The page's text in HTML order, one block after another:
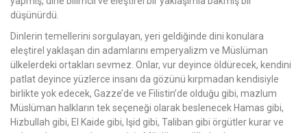
düşünürdü.
Dinlerin temellerini sorgulayan, yeri geldiğinde dini konulara
eleştirel yaklaşan din adamlarını emperyalizm ve Müslüman
ülkelerdeki ortakları sevmez. Onlar, vur deyince öldürecek, kendini
patlat deyince yüzlerce insanı da gözünü kırpmadan kendisiyle
birlikte yok edecek, Gazze’de ve Filistin’de olduğu gibi, mazlum
Müslüman halkların tek seçeneği olarak beslenecek Hamas gibi,
Hizbullah gibi, El Kaide gibi, Işid gibi, Taliban gibi örgütler kurar ve